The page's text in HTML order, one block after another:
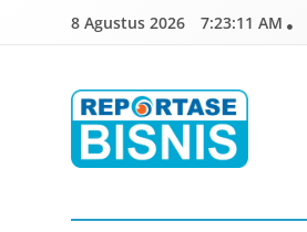
8 Agustus 2026 7:23:13 AM